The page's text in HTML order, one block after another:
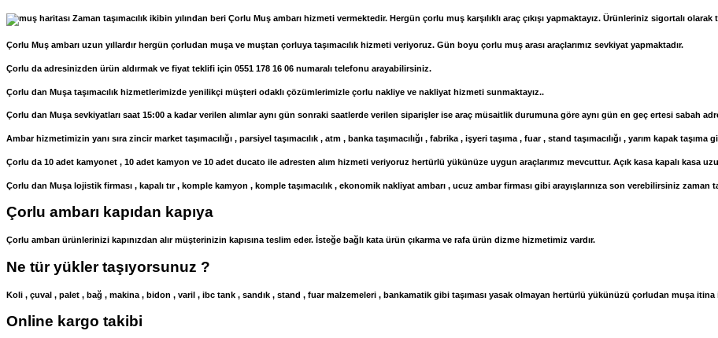
Zaman taşımacılık ikibin yılından beri Çorlu Muş ambarı hizmeti vermektedir. Hergün çorlu muş karşılıklı araç çıkışı yapmaktayız. Ürünleriniz sigortalı
Çorlu Muş ambarı uzun yıllardır hergün çorludan muşa ve muştan çorluya taşımacılık hizmeti veriyoruz. Gün boyu çorlu muş arası araçlarımız sevkiyat yapmaktadır.
Çorlu da adresinizden ürün aldırmak ve fiyat teklifi için 0551 178 16 06 numaralı telefonu arayabilirsiniz.
Çorlu dan Muşa taşımacılık hizmetlerimizde yenilikçi müşteri odaklı çözümlerimizle çorlu nakliye ve nakliyat hizmeti sunmaktayız..
Çorlu dan Muşa sevkiyatları saat 15:00 a kadar verilen alımlar aynı gün sonraki saatlerde verilen siparişler ise araç müsaitlik durumuna göre aynı gün en geç ertesi sabah
Ambar hizmetimizin yanı sıra zincir market taşımacılığı , parsiyel taşımacılık , atm , banka taşımacılığı , fabrika , işyeri taşıma , fuar , stand taşımacılığı , yarım kapak taşıma
Çorlu da 10 adet kamyonet , 10 adet kamyon ve 10 adet ducato ile adresten alım hizmeti veriyoruz hertürlü yükünüze uygun araçlarımız mevcuttur. Açık kasa kapalı kasa
Çorlu dan Muşa lojistik firması , kapalı tır , komple kamyon , komple taşımacılık , ekonomik nakliyat ambarı , ucuz ambar firması gibi arayışlarınıza son verebilirsiniz zaman
Çorlu ambarı kapıdan kapıya
Çorlu ambarı ürünlerinizi kapınızdan alır müşterinizin kapısına teslim eder. İsteğe bağlı kata ürün çıkarma ve rafa ürün dizme hizmetimiz vardır.
Ne tür yükler taşıyorsunuz ?
Koli , çuval , palet , bağ , makina , bidon , varil , ibc tank , sandık , stand , fuar malzemeleri , bankamatik gibi taşıması yasak olmayan hertürlü yükünüzü çorludan muşa itina
Online kargo takibi